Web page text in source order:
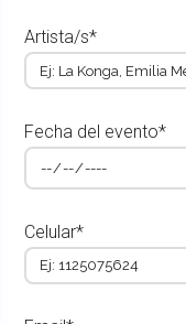
Artista/s*
Fecha del evento*
Celular*